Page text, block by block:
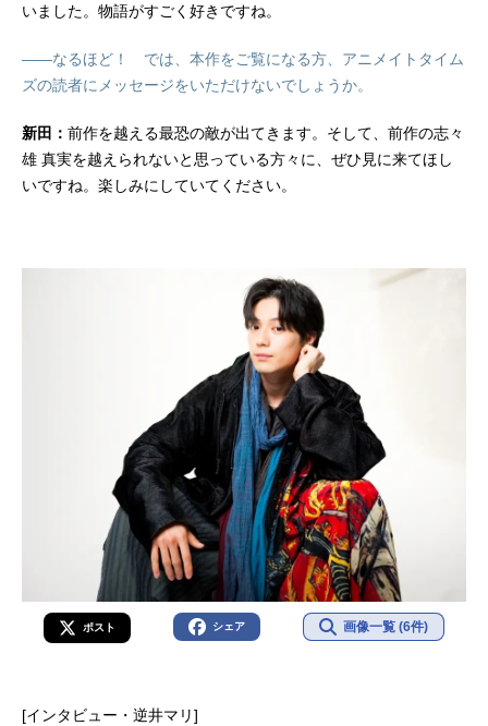
いました。物語がすごく好きですね。
——なるほど！ では、本作をご覧になる方、アニメイトタイム
ズの読者にメッセージをいただけないでしょうか。
新田： 前作を越える最恐の敵が出てきます。そして、前作の志々
雄 真実を越えられないと思っている方々に、ぜひ見に来てほし
いですね。楽しみにしていてください。
ポスト シェア 画像一覧 (6件)
[インタビュー・逆井マリ]